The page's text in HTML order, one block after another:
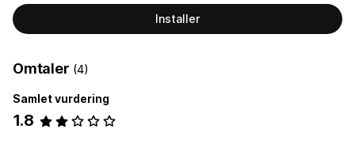
Installer
Omtaler (4)
Samlet vurdering
1.8